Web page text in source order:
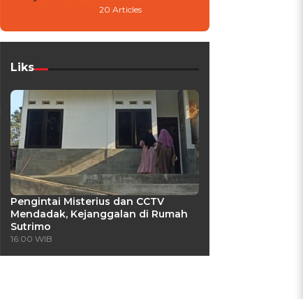
20 Articles
Liks
Pengintai Misterius dan CCTV
Mendadak, Kejanggalan di Rumah
Sutrimo
16:00 WIB